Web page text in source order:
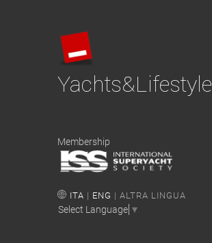
Yachts&Lifestyle
Membership
ITA | ENG | ALTRA LINGUA
Select Language ▼